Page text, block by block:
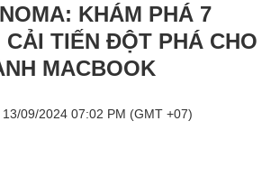
sửa chữa
hình Ép kính
Thay rung Thay main Unlock - Mở Khoá
KHÁM PHÁ 7
CẢI TIẾN ĐỘT PHÁ CHO
MACBOOK
13/09/2024 07:02 PM (GMT +07)